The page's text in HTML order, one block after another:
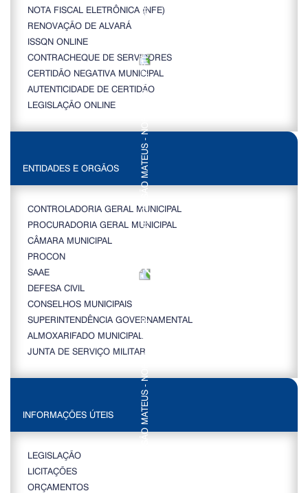
NOTA FISCAL ELETRÔNICA (NFE)
RENOVAÇÃO DE ALVARÁ
ISSQN ONLINE
CONTRACHEQUE DE SERVIDORES
CERTIDÃO NEGATIVA MUNICIPAL
AUTENTICIDADE DE CERTIDÃO
LEGISLAÇÃO ONLINE
ENTIDADES E ORGÃOS
CONTROLADORIA GERAL MUNICIPAL
PROCURADORIA GERAL MUNICIPAL
CÂMARA MUNICIPAL
PROCON
SAAE
DEFESA CIVIL
CONSELHOS MUNICIPAIS
SUPERINTENDÊNCIA GOVERNAMENTAL
ALMOXARIFADO MUNICIPAL
JUNTA DE SERVIÇO MILITAR
INFORMAÇÕES ÚTEIS
LEGISLAÇÃO
LICITAÇÕES
ORÇAMENTOS